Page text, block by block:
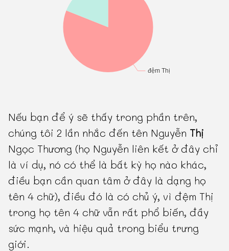
Nếu bạn để ý sẽ thấy trong phần trên,
chúng tôi 2 lần nhắc đến tên Nguyễn Thị
Ngọc Thương (họ Nguyễn liên kết ở đây chỉ
là ví dụ, nó có thể là bất kỳ họ nào khác,
điều bạn cần quan tâm ở đây là dạng họ
tên 4 chữ), điều đó là có chủ ý, vì đệm Thị
trong họ tên 4 chữ vẫn rất phổ biến, đầy
sức mạnh, và hiệu quả trong biểu trưng
giới.